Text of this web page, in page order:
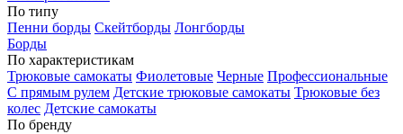
По типу
Пенни борды Скейтборды Лонгборды
Борды
По характеристикам
Трюковые самокаты Фиолетовые Черные Профессиональные
С прямым рулем Детские трюковые самокаты Трюковые без
колес Детские самокаты
По бренду